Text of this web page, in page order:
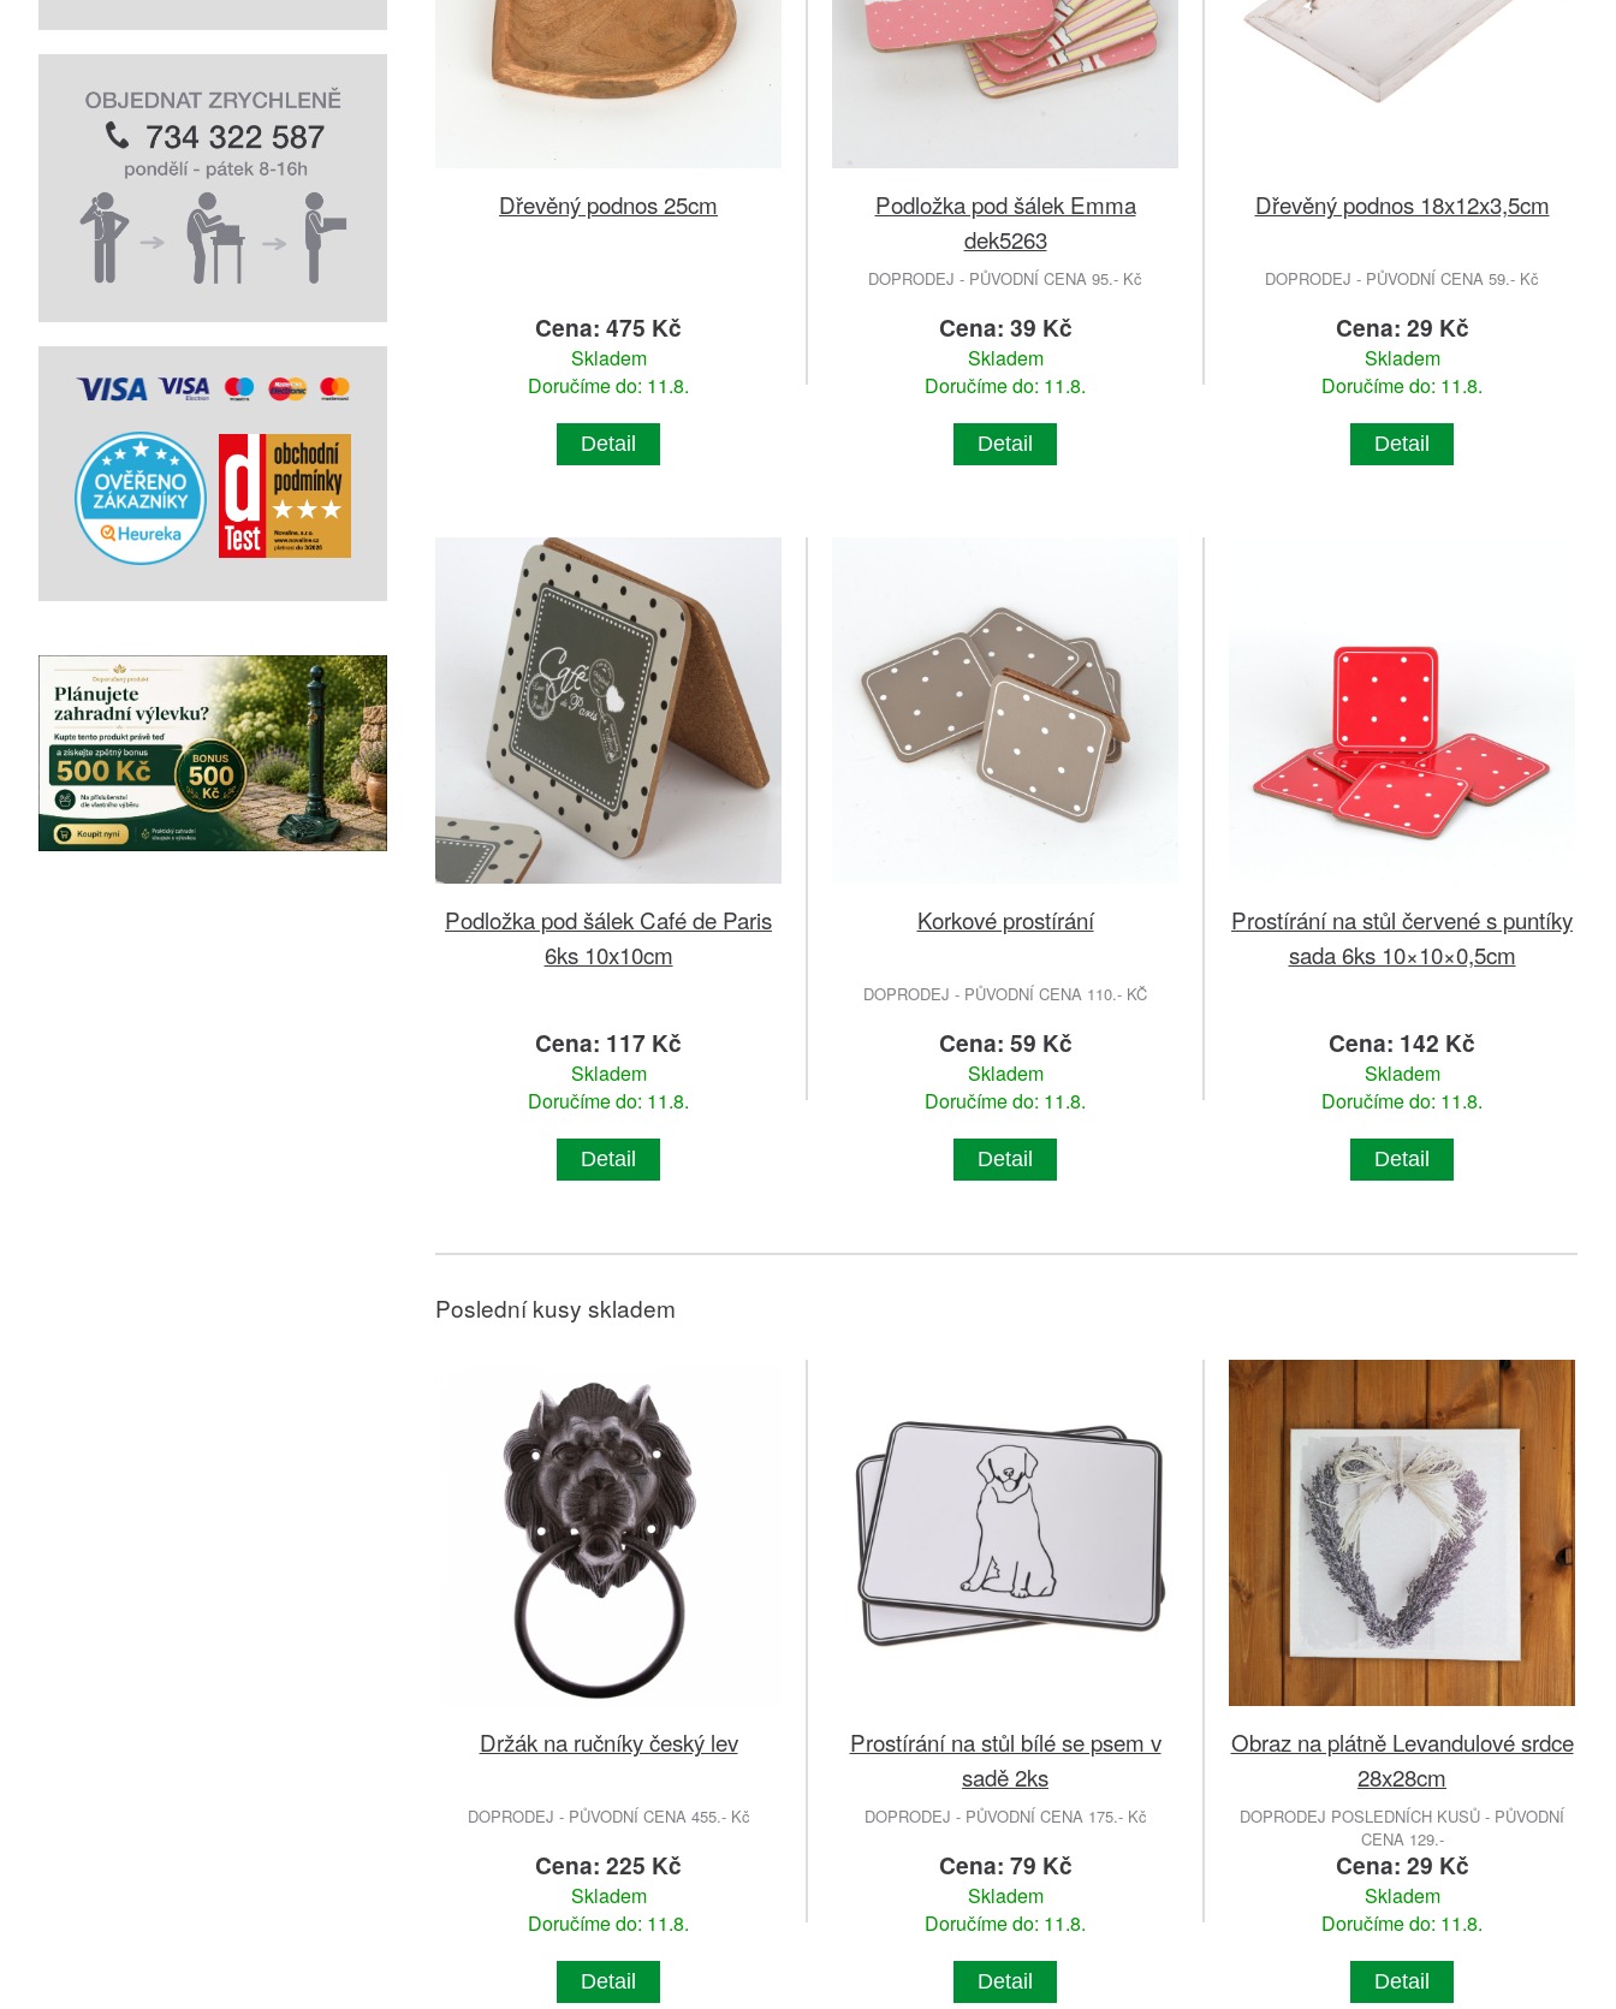
Dřevěný podnos 25cm
Cena: 475 Kč
Skladem
Doručíme do: 11.8.
Detail
Podložka pod šálek Emma
dek5263
DOPRODEJ - PŮVODNÍ CENA 95.- Kč
Cena: 39 Kč
Skladem
Doručíme do: 11.8.
Detail
Dřevěný podnos 18x12x3,5cm
DOPRODEJ - PŮVODNÍ CENA 59.- Kč
Cena: 29 Kč
Skladem
Doručíme do: 11.8.
Detail
Podložka pod šálek Café de Paris
6ks 10x10cm
Cena: 117 Kč
Skladem
Doručíme do: 11.8.
Detail
Korkové prostírání
DOPRODEJ - PŮVODNÍ CENA 110.- KČ
Cena: 59 Kč
Skladem
Doručíme do: 11.8.
Detail
Prostírání na stůl červené s puntíky
sada 6ks 10×10×0,5cm
Cena: 142 Kč
Skladem
Doručíme do: 11.8.
Detail
Poslední kusy skladem
Držák na ručníky český lev
DOPRODEJ - PŮVODNÍ CENA 455.- Kč
Cena: 225 Kč
Skladem
Doručíme do: 11.8.
Detail
Prostírání na stůl bílé se psem v
sadě 2ks
DOPRODEJ - PŮVODNÍ CENA 175.- Kč
Cena: 79 Kč
Skladem
Doručíme do: 11.8.
Detail
Obraz na plátně Levandulové srdce
28x28cm
DOPRODEJ POSLEDNÍCH KUSŮ - PŮVODNÍ
CENA 129.-
Cena: 29 Kč
Skladem
Doručíme do: 11.8.
Detail